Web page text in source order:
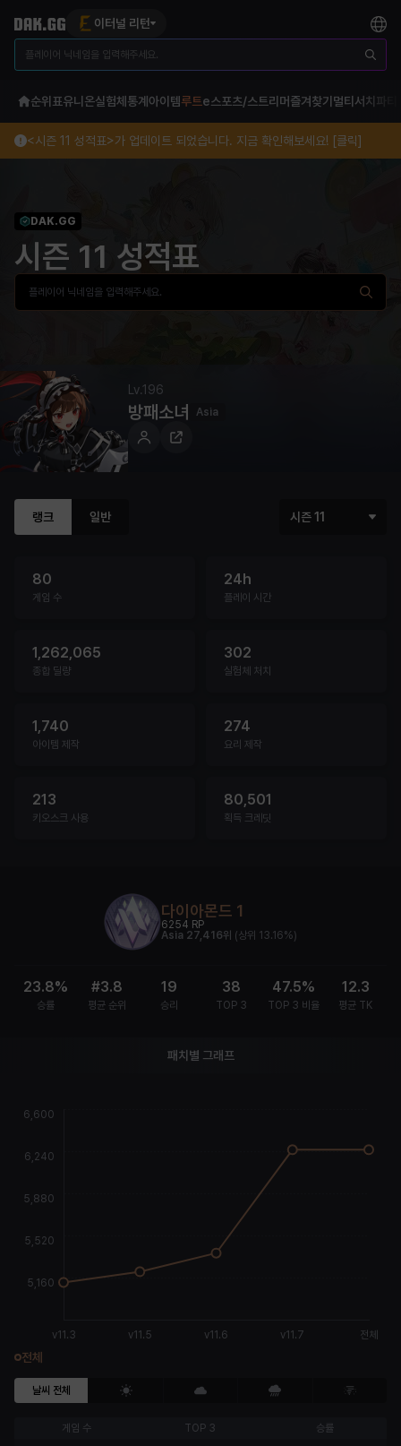
이터널 리턴
순위표유니온실험체 통계 아이템루트e스포츠/스트리머 즐겨찾기 멀티서치 파티
<시즌 11 성적표>가 업데이트 되었습니다. 지금 확인해보세요! [클릭]
DAK.GG
시즌 11 성적표
Lv.196
방패소녀 Asia
랭크 일반 시즌 11
80
게임 수
24h
플레이 시간
1,262,065
종합 딜량
302
실험체 처치
1,740
아이템 제작
274
요리 제작
213
키오스크 사용
80,501
획득 크레딧
다이아몬드 1
6254 RP
Asia 27,416위 (상위 13.16%)
23.8%
승률
#3.8
평균 순위
19
승리
38
TOP 3
47.5%
TOP 3 비율
12.3
평균 TK
패치별 그래프
전체
날씨 전체
게임 수
TOP 3
승률